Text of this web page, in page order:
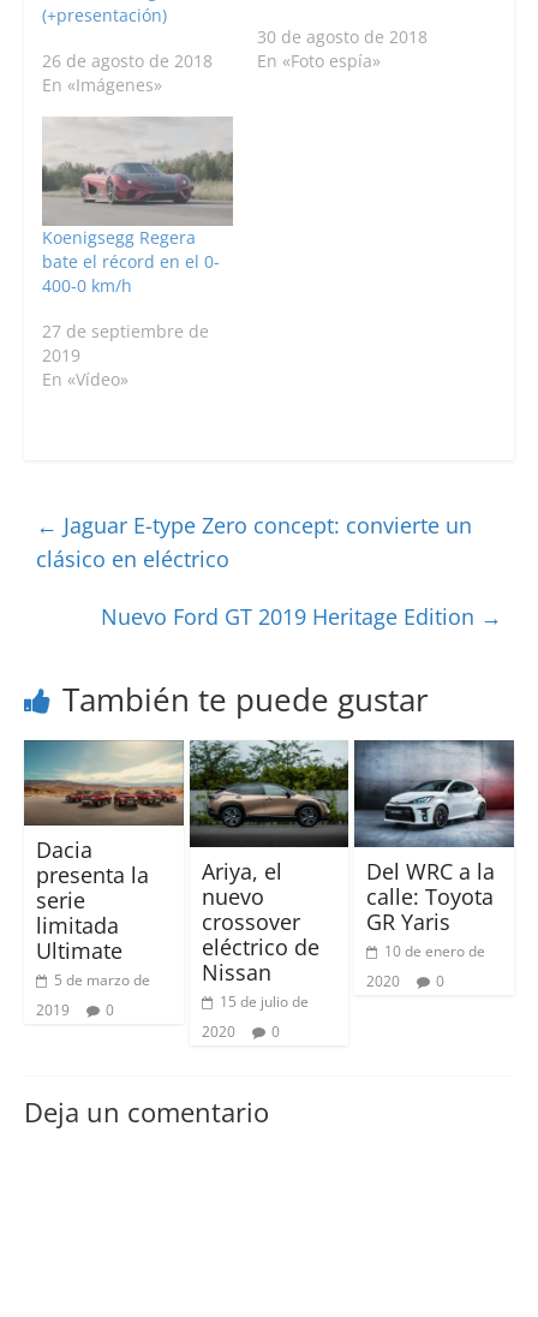
(+presentación)
26 de agosto de 2018
En «Imágenes»
30 de agosto de 2018
En «Foto espía»
Koenigsegg Regera
bate el récord en el 0-
400-0 km/h
27 de septiembre de
2019
En «Vídeo»
← Jaguar E-type Zero concept: convierte un
clásico en eléctrico
Nuevo Ford GT 2019 Heritage Edition →
También te puede gustar
Dacia
presenta la
serie
limitada
Ultimate
5 de marzo de
2019
0
Ariya, el
nuevo
crossover
eléctrico de
Nissan
15 de julio de
2020
0
Del WRC a la
calle: Toyota
GR Yaris
10 de enero de
2020
0
Deja un comentario